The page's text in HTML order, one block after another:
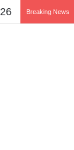
Breaking News